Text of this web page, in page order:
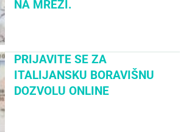
NA MREŽI.
PRIJAVITE SE ZA
ITALIJANSKU BORAVIŠNU
DOZVOLU ONLINE